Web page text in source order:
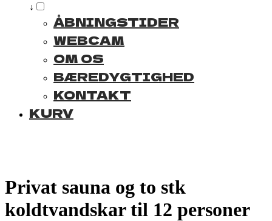
↓
ÅBNINGSTIDER
WEBCAM
OM OS
BÆREDYGTIGHED
KONTAKT
KURV
Privat sauna og to stk
koldtvandskar til 12 personer